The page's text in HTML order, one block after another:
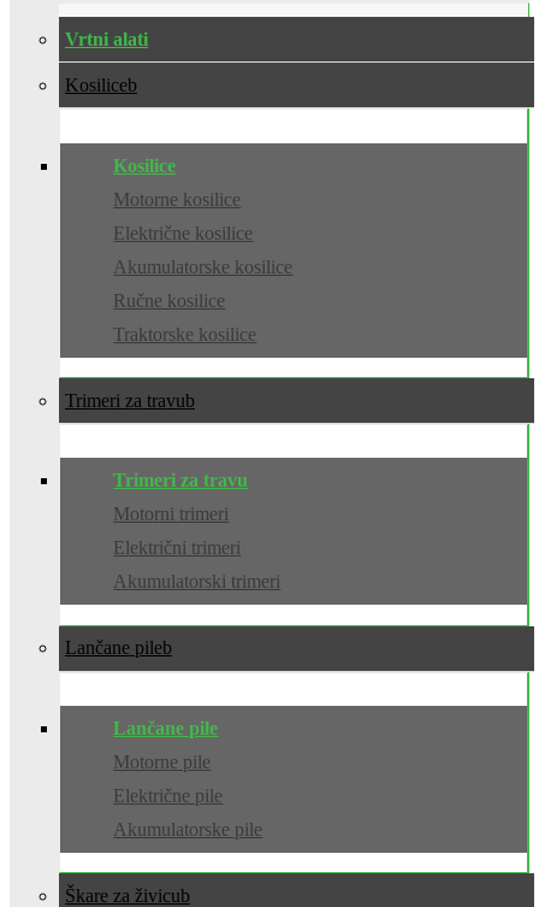
Vrtni alati
Kosilice
Kosilice
Motorne kosilice
Električne kosilice
Akumulatorske kosilice
Ručne kosilice
Traktorske kosilice
Trimeri za travu
Trimeri za travu
Motorni trimeri
Električni trimeri
Akumulatorski trimeri
Lančane pile
Lančane pile
Motorne pile
Električne pile
Akumulatorske pile
Škare za živicu